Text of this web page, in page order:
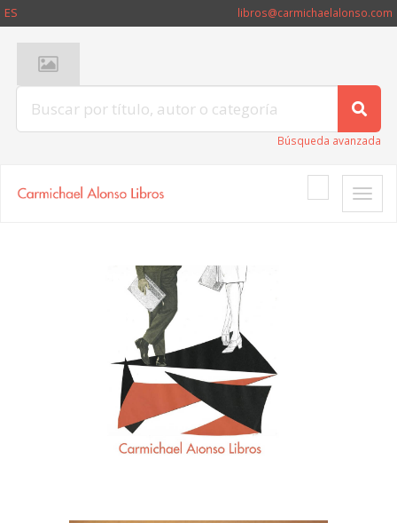
ES libros@carmichaelalonso.com
Búsqueda avanzada
Toggle